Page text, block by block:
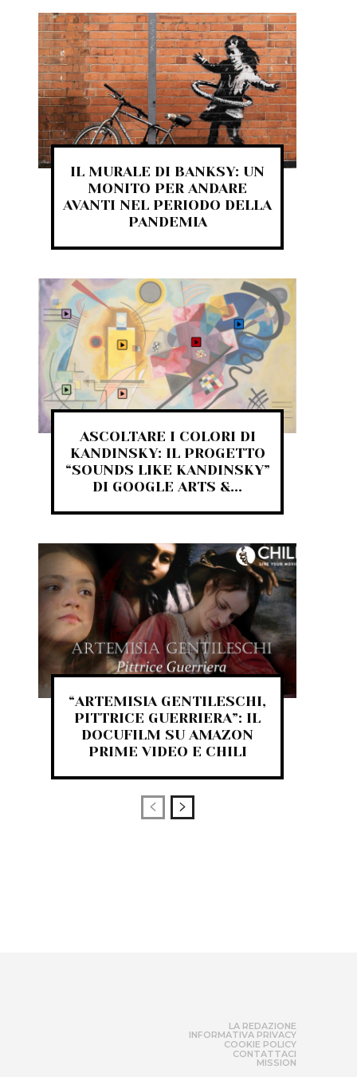
IL MURALE DI BANKSY: UN
MONITO PER ANDARE
AVANTI NEL PERIODO DELLA
PANDEMIA
ASCOLTARE I COLORI DI
KANDINSKY: IL PROGETTO
“SOUNDS LIKE KANDINSKY”
DI GOOGLE ARTS &...
“ARTEMISIA GENTILESCHI,
PITTRICE GUERRIERA”: IL
DOCUFILM SU AMAZON
PRIME VIDEO E CHILI
LA REDAZIONE
INFORMATIVA PRIVACY
COOKIE POLICY
CONTATTACI
MISSION